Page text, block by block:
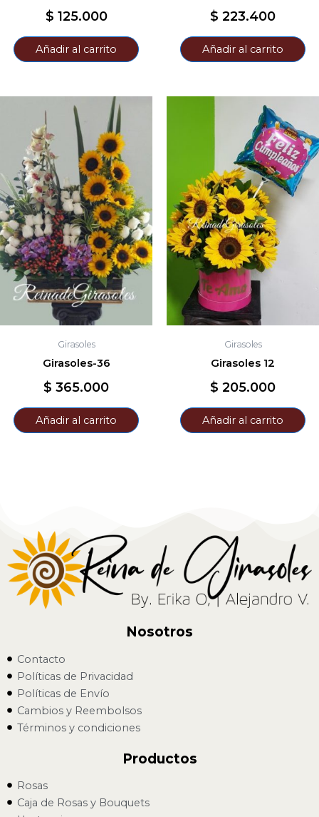
$ 125.000
Añadir al carrito
$ 223.400
Añadir al carrito
Girasoles
Girasoles-36
$ 365.000
Añadir al carrito
Girasoles
Girasoles 12
$ 205.000
Añadir al carrito
Nosotros
Contacto
Políticas de Privacidad
Políticas de Envío
Cambios y Reembolsos
Términos y condiciones
Productos
Rosas
Caja de Rosas y Bouquets